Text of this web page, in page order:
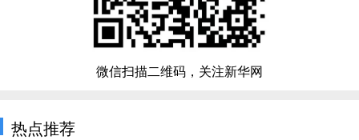
微信扫描二维码，关注新华网
热点推荐